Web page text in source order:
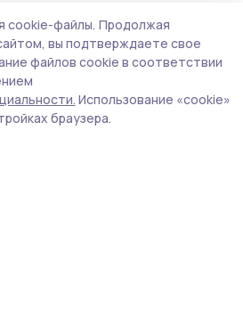
cookie-файлы. Продолжая
вы подтверждаете свое
файлов cookie в соответствии
Использование «cookie»
браузера.